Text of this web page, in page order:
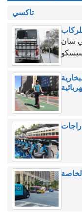
تاكسي
سان